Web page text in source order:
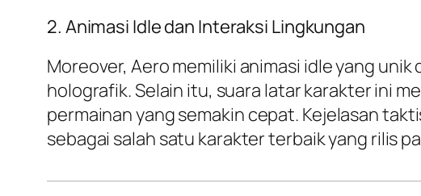
2. Animasi Idle dan Interaksi Lingkungan
Moreover, Aero memiliki animasi idleyang unik
holografik. Selain itu, suara latar karakter ini
permainan yang semakin cepat. Kejelasan
sebagai salah satu karakter terbaik yang rilis